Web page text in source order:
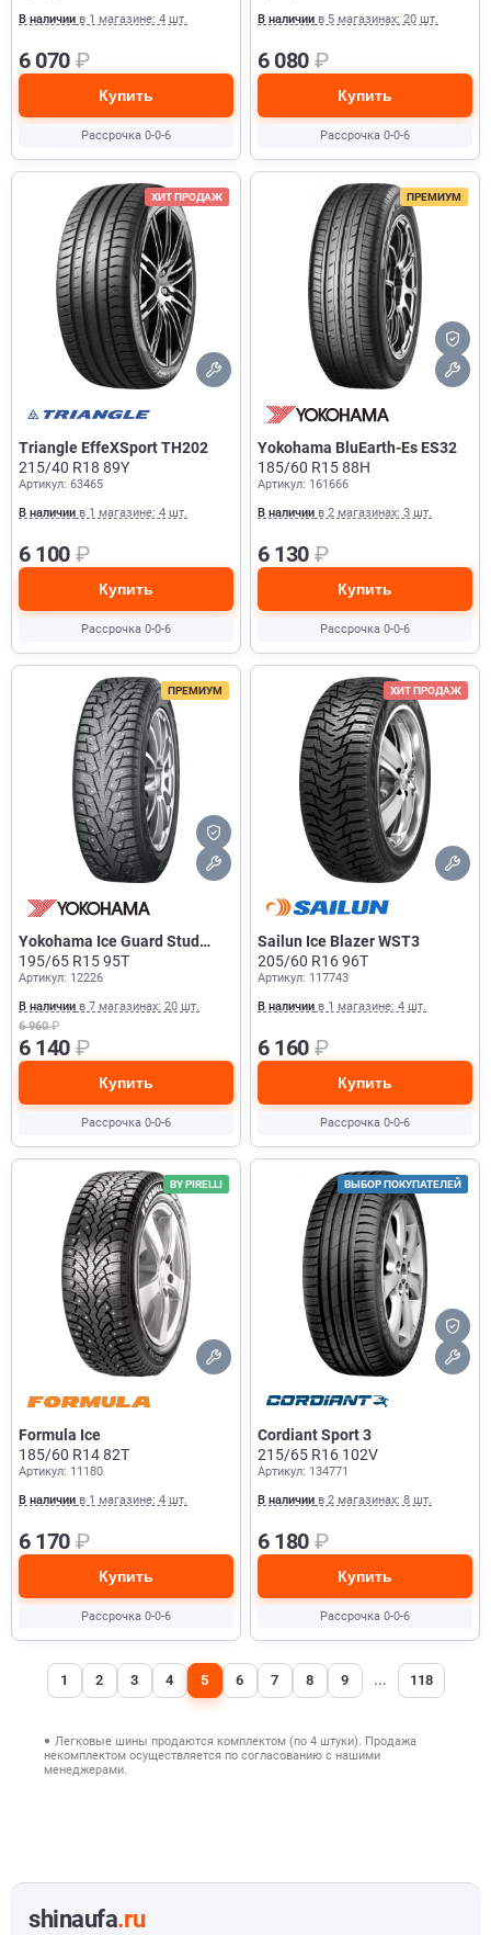
В наличии в 1 магазине: 4 шт.
6 070 ₽
Купить
Рассрочка 0-0-6
В наличии в 5 магазинах: 20 шт.
6 080 ₽
Купить
Рассрочка 0-0-6
ХИТ ПРОДАЖ
Triangle EffeXSport TH202
215/40 R18 89Y
Артикул: 63465
В наличии в 1 магазине: 4 шт.
6 100 ₽
Купить
Рассрочка 0-0-6
ПРЕМИУМ
Yokohama BluEarth-Es ES32
185/60 R15 88H
Артикул: 161666
В наличии в 2 магазинах: 3 шт.
6 130 ₽
Купить
Рассрочка 0-0-6
ПРЕМИУМ
Yokohama Ice Guard Stud
IG55
195/65 R15 95T
Артикул: 12226
В наличии в 7 магазинах: 20 шт.
6 960₽
6 140 ₽
Купить
Рассрочка 0-0-6
ХИТ ПРОДАЖ
Sailun Ice Blazer WST3
205/60 R16 96T
Артикул: 117743
В наличии в 1 магазине: 4 шт.
6 160 ₽
Купить
Рассрочка 0-0-6
BY PIRELLI
Formula Ice
185/60 R14 82T
Артикул: 11180
В наличии в 1 магазине: 4 шт.
6 170 ₽
Купить
Рассрочка 0-0-6
ВЫБОР ПОКУПАТЕЛЕЙ
Cordiant Sport 3
215/65 R16 102V
Артикул: 134771
В наличии в 2 магазинах: 8 шт.
6 180 ₽
Купить
Рассрочка 0-0-6
1 2 3 4 5 6 7 8 9 ... 118
Легковые шины продаются комплектом (по 4 штуки). Продажа
некомплектом осуществляется по согласованию с нашими
менеджерами.
shinaufa.ru